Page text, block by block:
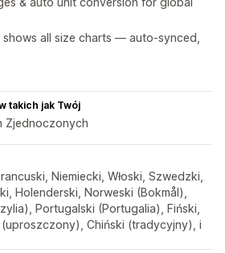
shows all size charts — auto-synced,
takich jak Twój
Zjednoczonych
Niemiecki, Włoski, Szwedzki,
Holenderski, Norweski (Bokmål),
Portugalski (Portugalia), Fiński,
(uproszczony), Chiński (tradycyjny), i